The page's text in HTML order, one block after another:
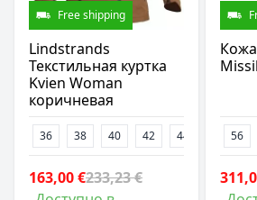
Free shipping
Lindstrands
Текстильная куртка
Kvien Woman
коричневая
36 38 40 42 44
163,00 €233,23 €
56